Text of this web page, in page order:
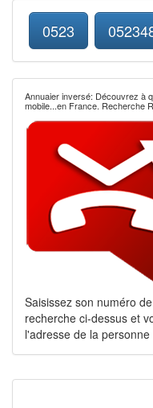
0523
Annuaier inversé: Découvrez à
mobile...en France. Recherche
Saisissez son numéro
recherche ci-dessus et
l'adresse de la